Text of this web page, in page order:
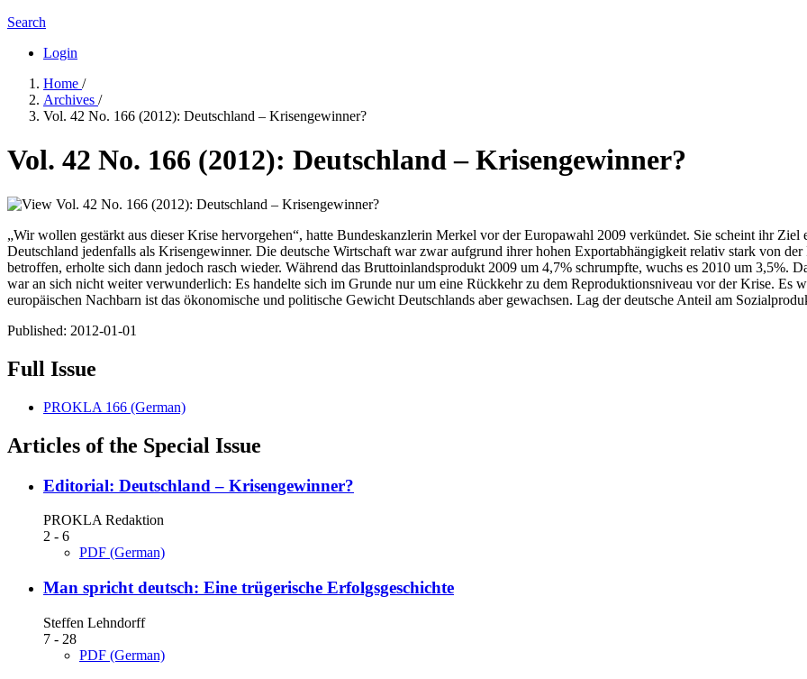
Search
Login
Home /
Archives /
Vol. 42 No. 166 (2012): Deutschland – Krisengewinner?
Vol. 42 No. 166 (2012): Deutschland – Krisengewinner?
„Wir wollen gestärkt aus dieser Krise hervorgehen“, hatte Bundeskanzlerin Merkel vor der Europawahl 2009 verkündet. Sie scheint ihr
Deutschland jedenfalls als Krisengewinner. Die deutsche Wirtschaft war zwar aufgrund ihrer hohen Exportabhängigkeit relativ stark von
betroffen, erholte sich dann jedoch rasch wieder. Während das Bruttoinlandsprodukt 2009 um 4,7% schrumpfte, wuchs es 2010 um 3,5%.
war an sich nicht weiter verwunderlich: Es handelte sich im Grunde nur um eine Rückkehr zu dem Reproduktionsniveau vor der Krise. Es
europäischen Nachbarn ist das ökonomische und politische Gewicht Deutschlands aber gewachsen. Lag der deutsche Anteil am
Published: 2012-01-01
Full Issue
PROKLA 166 (German)
Articles of the Special Issue
Editorial: Deutschland – Krisengewinner?
PROKLA Redaktion
2 - 6
PDF (German)
Man spricht deutsch: Eine trügerische Erfolgsgeschichte
Steffen Lehndorff
7 - 28
PDF (German)